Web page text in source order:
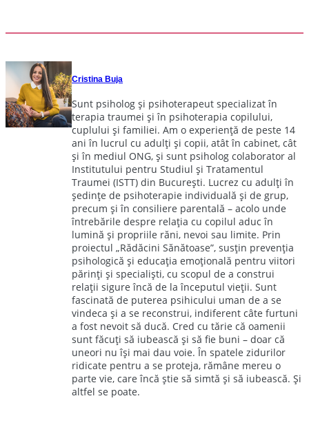
Cristina Buja
Sunt psiholog și psihoterapeut specializat în
terapia traumei și în psihoterapia copilului,
cuplului și familiei. Am o experiență de peste 14
ani în lucrul cu adulți și copii, atât în cabinet, cât
și în mediul ONG, și sunt psiholog colaborator al
Institutului pentru Studiul și Tratamentul
Traumei (ISTT) din București. Lucrez cu adulți în
ședințe de psihoterapie individuală și de grup,
precum și în consiliere parentală – acolo unde
întrebările despre relația cu copilul aduc în
lumină și propriile răni, nevoi sau limite. Prin
proiectul „Rădăcini Sănătoase”, susțin prevenția
psihologică și educația emoțională pentru viitori
părinți și specialiști, cu scopul de a construi
relații sigure încă de la începutul vieții. Sunt
fascinată de puterea psihicului uman de a se
vindeca și a se reconstrui, indiferent câte furtuni
a fost nevoit să ducă. Cred cu tărie că oamenii
sunt făcuți să iubească și să fie buni – doar că
uneori nu își mai dau voie. În spatele zidurilor
ridicate pentru a se proteja, rămâne mereu o
parte vie, care încă știe să simtă și să iubească. Și
altfel se poate.